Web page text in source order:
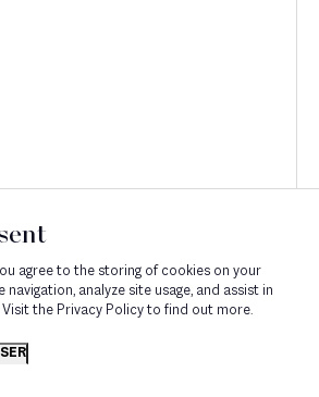
agree to the storing of cookies on your
analyze site usage, and assist in
the Privacy Policy to find out more.